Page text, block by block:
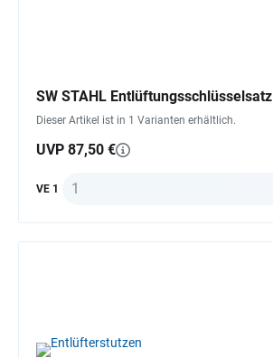
SW STAHL Entlüftungsschlüsselsatz
Dieser Artikel ist in 1 Varianten erhältlich.
UVP 87,50 €
VE 1 Anzahl